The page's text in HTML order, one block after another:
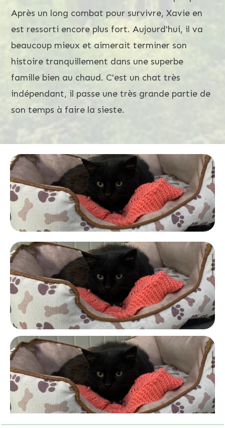
Après un long combat pour survivre, Xavie en
est ressorti encore plus fort. Aujourd'hui, il va
beaucoup mieux et aimerait terminer son
histoire tranquillement dans une superbe
famille bien au chaud. C'est un chat très
indépendant, il passe une très grande partie de
son temps à faire la sieste.